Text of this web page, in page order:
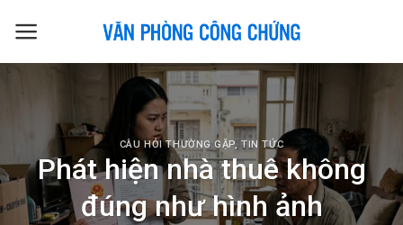
CÂU HỎI THƯỜNG GẶP,TIN TỨC
Phát hiện nhà thuê không
đúng như hình ảnh